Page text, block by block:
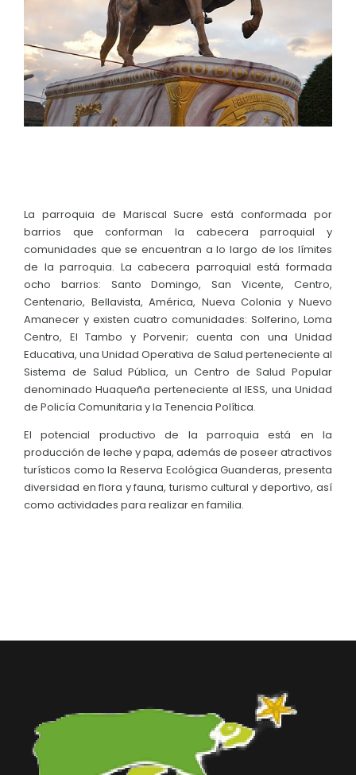
Convocatorias
GESTIÓN ADMINISTRATIVA
Plan de desarrollo y Ordenamiento Territorial -
Plan Anual Contratación - PAC
Cédulas presupuestarias y balances
Procesos de contratación
Ejecución Presupuestaria
Obras y proyectos
La parroquia de Mariscal Sucre está conformada por
barrios que conforman la cabecera parroquial y
comunidades que se encuentran a lo largo de los límites
de la parroquia. La cabecera parroquial está formada
ocho barrios: Santo Domingo, San Vicente, Centro,
Centenario, Bellavista, América, Nueva Colonia y Nuevo
Amanecer y existen cuatro comunidades: Solferino, Loma
Centro, El Tambo y Porvenir; cuenta con una Unidad
Educativa, una Unidad Operativa de Salud perteneciente al
Sistema de Salud Pública, un Centro de Salud Popular
denominado Huaqueña perteneciente al IESS, una Unidad
de Policía Comunitaria y la Tenencia Política.
El potencial productivo de la parroquia está en la
producción de leche y papa, además de poseer atractivos
turísticos como la Reserva Ecológica Guanderas, presenta
diversidad en flora y fauna, turismo cultural y deportivo, así
como actividades para realizar en familia.